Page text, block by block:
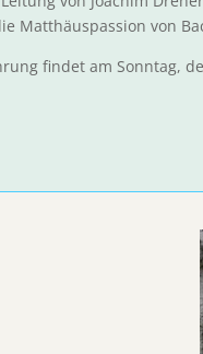
Matthäuspassion von
findet am Sonntag,